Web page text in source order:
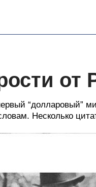
от
“долларовый”
Несколько